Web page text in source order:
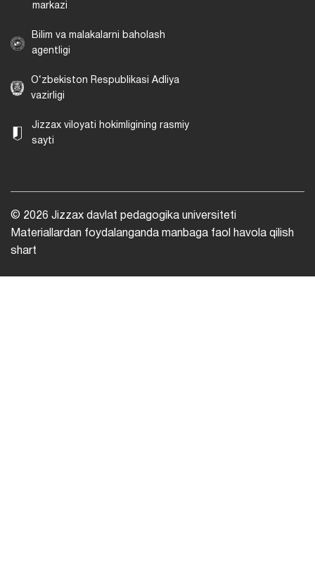
markazi
Bilim va malakalarni baholash
agentligi
O‘zbekiston Respublikasi Adliya
vazirligi
Jizzax viloyati hokimligining rasmiy
sayti
© 2026 Jizzax davlat pedagogika universiteti
Materiallardan foydalanganda manbaga faol havola qilish
shart